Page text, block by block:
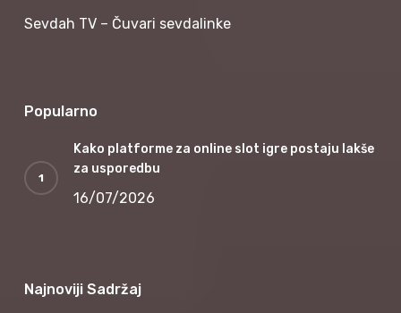
Sevdah TV – Čuvari sevdalinke
Popularno
Kako platforme za online slot igre postaju lakše
za usporedbu
16/07/2026
Najnoviji Sadržaj